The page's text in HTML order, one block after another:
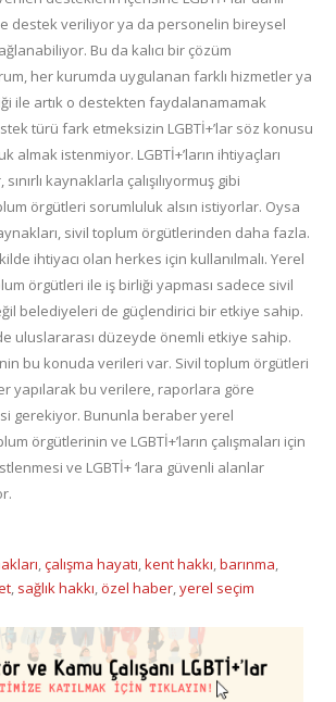
destek veriliyor ya da personelin bireysel
Bu da kalıcı bir çözüm
her kurumda uygulanan farklı hizmetler ya
ile artık o destekten faydalanamamak
türü fark etmeksizin LGBTİ+’lar söz konusu
almak istenmiyor. LGBTİ+’ların ihtiyaçları
kaynaklarla çalışılıyormuş gibi
örgütleri sorumluluk alsın istiyorlar. Oysa
sivil toplum örgütlerinden daha fazla.
ihtiyacı olan herkes için kullanılmalı. Yerel
örgütleri ile iş birliği yapması sadece sivil
belediyeleri de güçlendirici bir etkiye sahip.
uluslararası düzeyde önemli etkiye sahip.
bu konuda verileri var. Sivil toplum örgütleri
yapılarak bu verilere, raporlara göre
gerekiyor. Bununla beraber yerel
örgütlerinin ve LGBTİ+’ların çalışmaları için
ve LGBTİ+ ‘lara güvenli alanlar
,çalışma hayatı,kent hakkı,barınma,
, sağlık hakkı,özel haber,yerel seçim